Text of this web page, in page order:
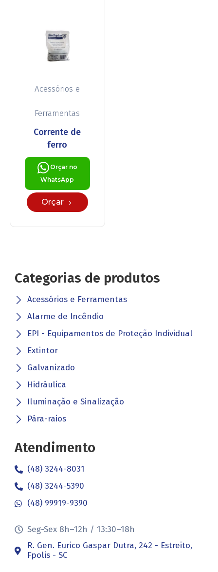
Acessórios e
Ferramentas
Corrente de
ferro
Orçar no
WhatsApp
Orçar
Categorias de produtos
Acessórios e Ferramentas
Alarme de Incêndio
EPI - Equipamentos de Proteção Individual
Extintor
Galvanizado
Hidráulica
Iluminação e Sinalização
Pára-raios
Atendimento
(48) 3244-8031
(48) 3244-5390
(48) 99919-9390
Seg-Sex 8h–12h / 13:30–18h
R. Gen. Eurico Gaspar Dutra, 242 - Estreito,
Fpolis - SC